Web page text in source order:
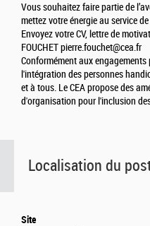
Vous souhaitez faire partie de
mettez votre énergie au service
Envoyez votre CV, lettre de
FOUCHET pierre.fouchet@cea.fr
Conformément aux engagements
l'intégration des personnes
et à tous. Le CEA propose des
d'organisation pour l'inclusion
Localisation du
Site